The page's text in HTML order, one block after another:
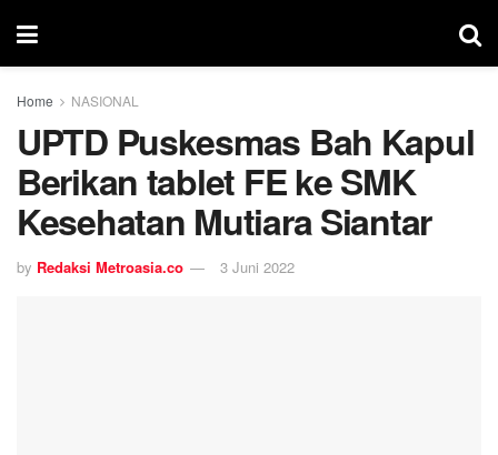
Home NASIONAL
UPTD Puskesmas Bah Kapul
Berikan tablet FE ke SMK
Kesehatan Mutiara Siantar
by Redaksi Metroasia.co 3 Juni 2022